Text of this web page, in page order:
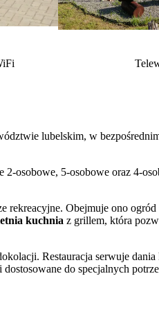
lubelskim, w
osobowe, 5-osobowe oraz 4-
rekreacyjne. Obejmuje ono ogród
kuchnia z grillem, która
Restauracja serwuje
do specjalnych
kategoriom najwyższe noty.